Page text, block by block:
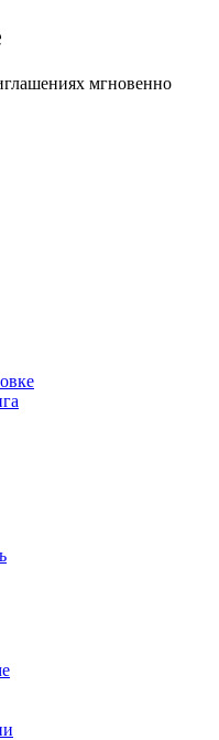
мгновенно